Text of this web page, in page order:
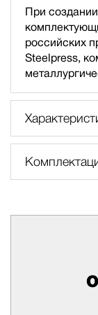
При
российских
Steelpress,